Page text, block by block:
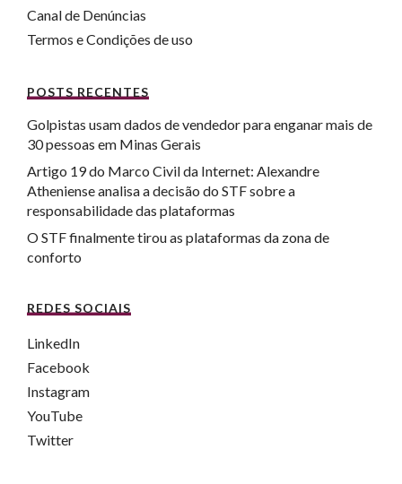
Canal de Denúncias
Termos e Condições de uso
POSTS RECENTES
Golpistas usam dados de vendedor para enganar mais de
30 pessoas em Minas Gerais
Artigo 19 do Marco Civil da Internet: Alexandre
Atheniense analisa a decisão do STF sobre a
responsabilidade das plataformas
O STF finalmente tirou as plataformas da zona de
conforto
REDES SOCIAIS
LinkedIn
Facebook
Instagram
YouTube
Twitter